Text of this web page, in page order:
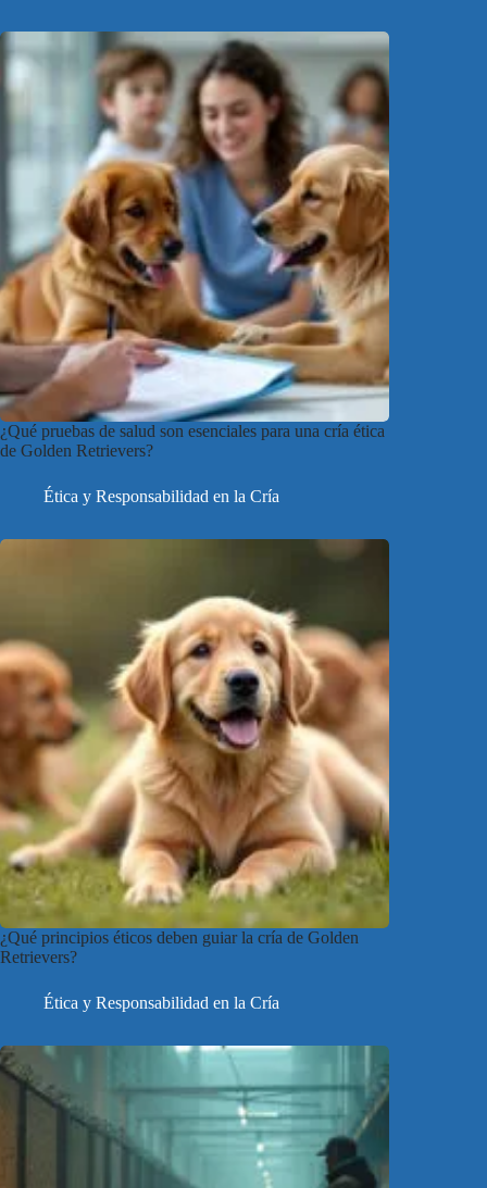
¿Qué pruebas de salud son esenciales para una cría ética
de Golden Retrievers?
Ética y Responsabilidad en la Cría
¿Qué principios éticos deben guiar la cría de Golden
Retrievers?
Ética y Responsabilidad en la Cría